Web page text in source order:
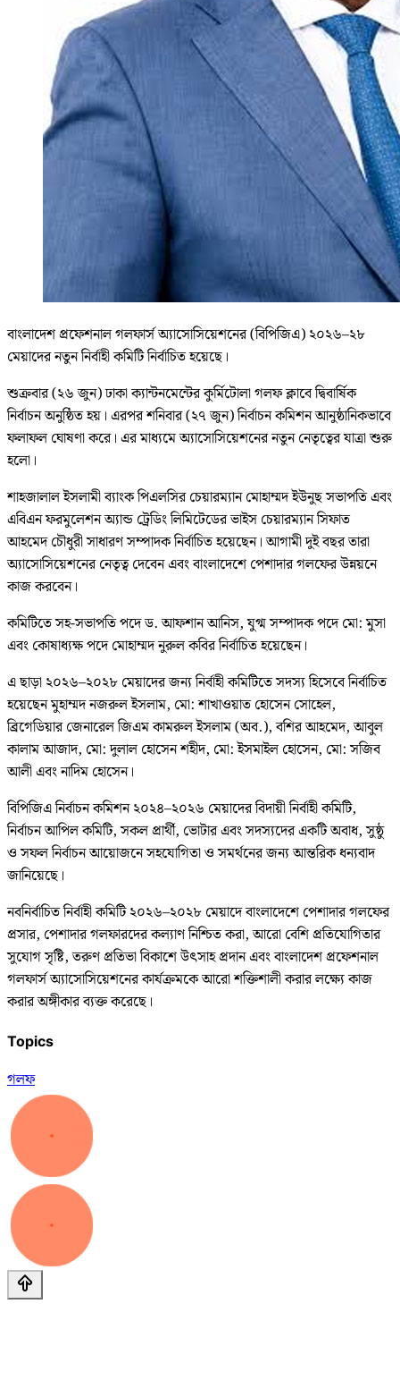
বাংলাদেশ প্রফেশনাল গলফার্স অ্যাসোসিয়েশনের (বিপিজিএ) ২০২৬–২৮
মেয়াদের নতুন নির্বাহী কমিটি নির্বাচিত হয়েছে।
শুক্রবার (২৬ জুন) ঢাকা ক্যান্টনমেন্টের কুর্মিটোলা গলফ ক্লাবে দ্বিবার্ষিক
নির্বাচন অনুষ্ঠিত হয়। এরপর শনিবার (২৭ জুন) নির্বাচন কমিশন আনুষ্ঠানিকভাবে
ফলাফল ঘোষণা করে। এর মাধ্যমে অ্যাসোসিয়েশনের নতুন নেতৃত্বের যাত্রা শুরু
হলো।
শাহজালাল ইসলামী ব্যাংক পিএলসির চেয়ারম্যান মোহাম্মদ ইউনুছ সভাপতি এবং
এবিএন ফরমুলেশন অ্যান্ড ট্রেডিং লিমিটেডের ভাইস চেয়ারম্যান সিফাত
আহমেদ চৌধুরী সাধারণ সম্পাদক নির্বাচিত হয়েছেন। আগামী দুই বছর তারা
অ্যাসোসিয়েশনের নেতৃত্ব দেবেন এবং বাংলাদেশে পেশাদার গলফের উন্নয়নে
কাজ করবেন।
কমিটিতে সহ-সভাপতি পদে ড. আফশান আনিস, যুগ্ম সম্পাদক পদে মো: মুসা
এবং কোষাধ্যক্ষ পদে মোহাম্মদ নুরুল কবির নির্বাচিত হয়েছেন।
এ ছাড়া ২০২৬–২০২৮ মেয়াদের জন্য নির্বাহী কমিটিতে সদস্য হিসেবে নির্বাচিত
হয়েছেন মুহাম্মদ নজরুল ইসলাম, মো: শাখাওয়াত হোসেন সোহেল,
ব্রিগেডিয়ার জেনারেল জিএম কামরুল ইসলাম (অব.), বশির আহমেদ, আবুল
কালাম আজাদ, মো: দুলাল হোসেন শহীদ, মো: ইসমাইল হোসেন, মো: সজিব
আলী এবং নাদিম হোসেন।
বিপিজিএ নির্বাচন কমিশন ২০২৪–২০২৬ মেয়াদের বিদায়ী নির্বাহী কমিটি,
নির্বাচন আপিল কমিটি, সকল প্রার্থী, ভোটার এবং সদস্যদের একটি অবাধ, সুষ্ঠু
ও সফল নির্বাচন আয়োজনে সহযোগিতা ও সমর্থনের জন্য আন্তরিক ধন্যবাদ
জানিয়েছে।
নবনির্বাচিত নির্বাহী কমিটি ২০২৬–২০২৮ মেয়াদে বাংলাদেশে পেশাদার গলফের
প্রসার, পেশাদার গলফারদের কল্যাণ নিশ্চিত করা, আরো বেশি প্রতিযোগিতার
সুযোগ সৃষ্টি, তরুণ প্রতিভা বিকাশে উৎসাহ প্রদান এবং বাংলাদেশ প্রফেশনাল
গলফার্স অ্যাসোসিয়েশনের কার্যক্রমকে আরো শক্তিশালী করার লক্ষ্যে কাজ
করার অঙ্গীকার ব্যক্ত করেছে।
Topics
গলফ